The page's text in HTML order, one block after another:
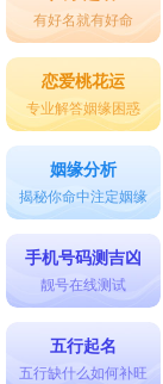
有好名就有好命
恋爱桃花运
专业解答姻缘困惑
姻缘分析
揭秘你命中注定姻缘
手机号码测吉凶
靓号在线测试
五行起名
五行缺什么如何补旺